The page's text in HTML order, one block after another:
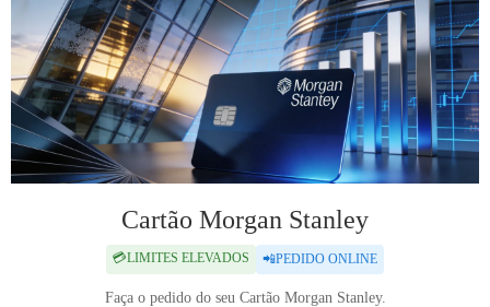
Cartão Morgan Stanley
💳LIMITES ELEVADOS 📲PEDIDO ONLINE
Faça o pedido do seu Cartão Morgan Stanley.